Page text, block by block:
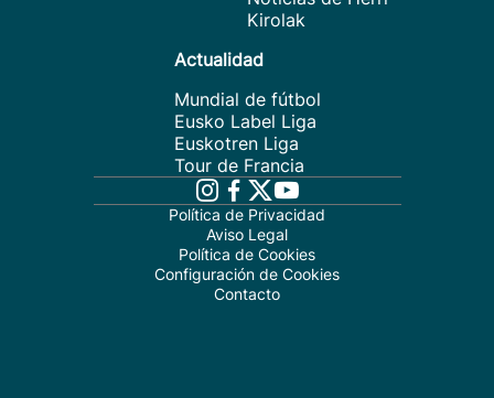
Kirolak
Actualidad
Mundial de fútbol
Eusko Label Liga
Euskotren Liga
Tour de Francia
Política de Privacidad
Aviso Legal
Política de Cookies
Configuración de Cookies
Contacto